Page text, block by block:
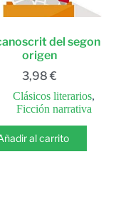
del segon
origen
3,98€
Clásicos literarios,
Ficción narrativa
al carrito